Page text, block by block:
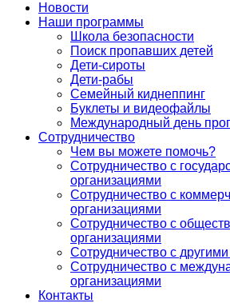
Новости
Наши программы
Школа безопасности
Поиск пропавших детей
Дети-сироты
Дети-рабы
Семейный киднеппинг
Буклеты и видеофайлы
Международный день
Сотрудничество
Чем вы можете помочь?
Сотрудничество с
организациями
Сотрудничество с
организациями
Сотрудничество с
организациями
Сотрудничество с
Сотрудничество с
организациями
Контакты